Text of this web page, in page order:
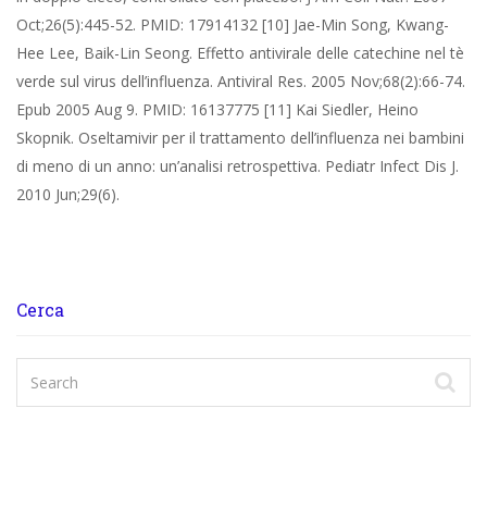
Oct;26(5):445-52. PMID: 17914132 [10] Jae-Min Song, Kwang-
Hee Lee, Baik-Lin Seong. Effetto antivirale delle catechine nel tè
verde sul virus dell’influenza. Antiviral Res. 2005 Nov;68(2):66-74.
Epub 2005 Aug 9. PMID: 16137775 [11] Kai Siedler, Heino
Skopnik. Oseltamivir per il trattamento dell’influenza nei bambini
di meno di un anno: un’analisi retrospettiva. Pediatr Infect Dis J.
2010 Jun;29(6).
Cerca